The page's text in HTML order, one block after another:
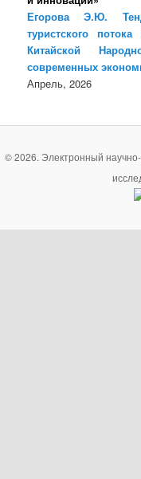
Егорова Э.Ю.
туристского
Китайской
современных
Апрель, 2026
© 2026. Электронный